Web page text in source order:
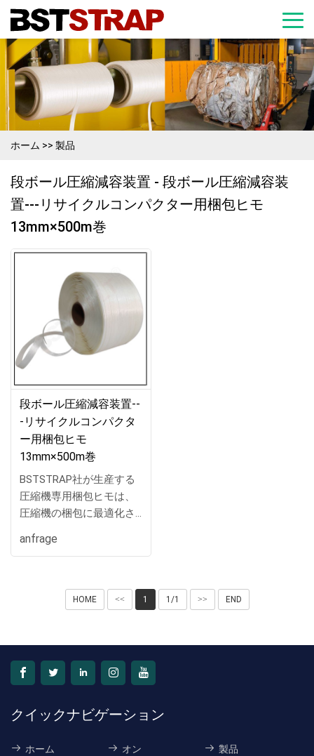
ホーム >> 製品
段ボール圧縮減容装置 - 段ボール圧縮減容装
置---リサイクルコンパクター用梱包ヒモ
13mm×500m巻
段ボール圧縮減容装置--
-リサイクルコンパクタ
ー用梱包ヒモ
13mm×500m巻
BSTSTRAP社が生産する
圧縮機専用梱包ヒモは、
圧縮機の梱包に最適化さ
幅9mmから25mmまでの
ため、大型の圧縮機を安
定して梱包するのに十分
す。
anfrage
HOME << 1 1/1 >> END
クイックナビゲーション
ホーム オン 製品